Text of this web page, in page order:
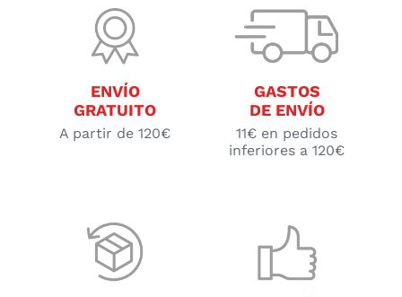
ENVÍO
GRATUITO
A partir de 120€
GASTOS
DE ENVÍO
11€ en pedidos
inferiores a 120€